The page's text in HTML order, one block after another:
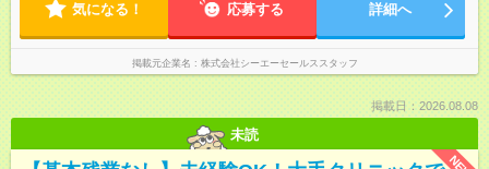
気になる！ 応募する 詳細へ
掲載元企業名 株式会社シーエーセールススタッフ
掲載日：2026.08.08
未読